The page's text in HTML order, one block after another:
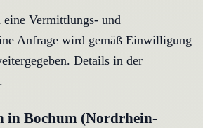
Vermittlungs- und
Anfrage wird gemäß Einwilligung
Details in der
.
in Bochum (Nordrhein-